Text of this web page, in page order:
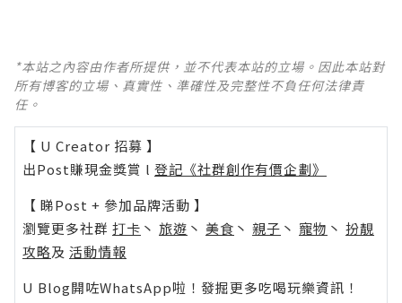
*本站之內容由作者所提供，並不代表本站的立場。因此本站對
所有博客的立場、真實性、準確性及完整性不負任何法律責
任。
【 U Creator 招募 】
出Post賺現金獎賞 l 登記《社群創作有價企劃》
【 睇Post + 參加品牌活動 】
瀏覽更多社群 打卡 丶 旅遊 丶 美食 丶 親子 丶 寵物 丶 扮靚
攻略及 活動情報
U Blog開咗WhatsApp啦！發掘更多吃喝玩樂資訊！